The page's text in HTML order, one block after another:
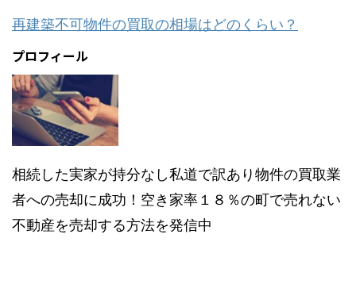
再建築不可物件の買取の相場はどのくらい？
プロフィール
相続した実家が持分なし私道で訳あり物件の買取業
者への売却に成功！空き家率１８％の町で売れない
不動産を売却する方法を発信中